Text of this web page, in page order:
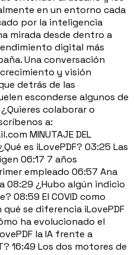
en un entorno cada
por la inteligencia
mirada desde dentro a
digital más
Una conversación
y visión
detrás de las
esconderse algunos de
colaborar o
a:
MINUTAJE DEL
es iLovePDF? 03:25 Las
06:17 7 años
empleado 06:57 Ana
08:29 ¿Hubo algún indicio
08:59 El COVID como
se diferencia iLovePDF
ha evolucionado el
la IA frente a
16:49 Los dos motores de